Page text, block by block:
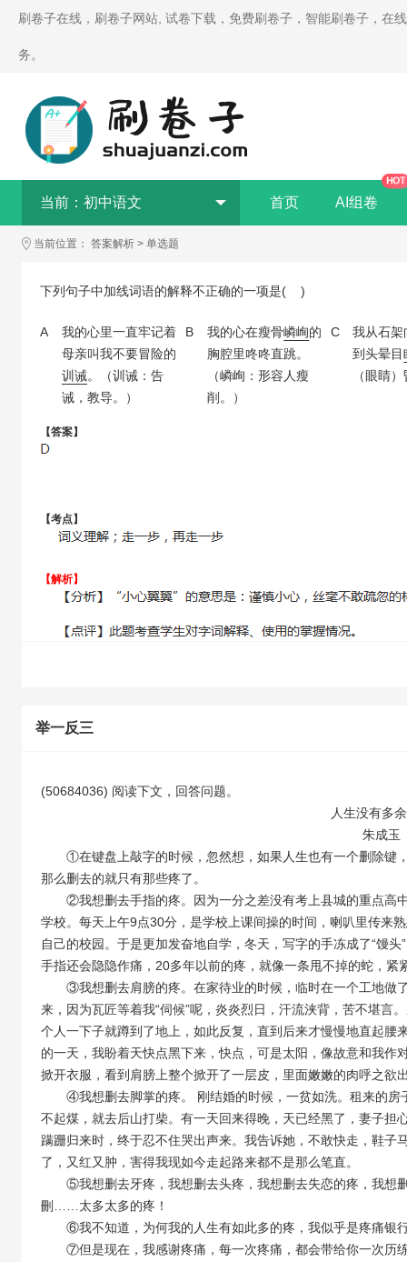
刷卷子在线，刷卷子网站, 试卷下载，免费刷卷子，智能刷卷子，在
务。
当前： 初中语文 首页 AI组卷
HOT
当前位置： 答案解析 > 单选题
下列句子中加线词语的解释不正确的一项是( )
A
我的心里一直牢记着
母亲叫我不要冒险的
训诫。（训诫：告
诫，教导。）
B 我的心在瘦骨嶙峋的
胸腔里咚咚直跳。
（嶙峋：形容人瘦
削。）
C
我从石架
到头晕目
（眼睛
【答案】
【考点】
【解析】
举一反三
(50684036) 阅读下文，回答问题。
人生没有多
朱成玉
①在键盘上敲字的时候，忽然想，如果人生也有一个删除键
那么删去的就只有那些疼了。
②我想删去手指的疼。因为一分之差没有考上县城的重点高
学校。每天上午9点30分，是学校上课间操的时间，喇叭里传来
自己的校园。于是更加发奋地自学，冬天，写字的手冻成了“馒
手指还会隐隐作痛，20多年以前的疼，就像一条甩不掉的蛇，紧
③我想删去肩膀的疼。在家待业的时候，临时在一个工地做
来，因为瓦匠等着我“伺候”呢，炎炎烈日，汗流浃背，苦不堪言
个人一下子就蹲到了地上，如此反复，直到后来才慢慢地直起腰
的一天，我盼着天快点黑下来，快点，可是太阳，像故意和我
掀开衣服，看到肩膀上整个掀开了一层皮，里面嫩嫩的肉呼之欲
④我想删去脚掌的疼。 刚结婚的时候，一贫如洗。租来的
不起煤，就去后山打柴。有一天回来得晚，天已经黑了，妻子担
蹒跚归来时，终于忍不住哭出声来。我告诉她，不敢快走，鞋
了，又红又肿，害得我现如今走起路来都不是那么笔直。
⑤我想删去牙疼，我想删去头疼，我想删去失恋的疼，我想
刪……太多太多的疼！
⑥我不知道，为何我的人生有如此多的疼，我似乎是疼痛银
⑦但是现在，我感谢疼痛，每一次疼痛，都会带给你一次历